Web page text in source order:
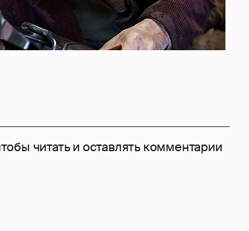
читать и оставлять комментарии